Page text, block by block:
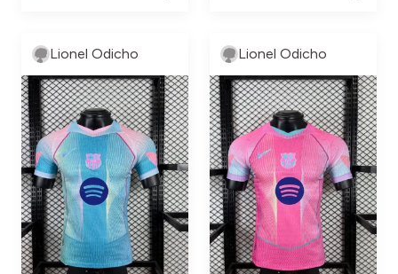
Lionel Odicho Lionel Odicho